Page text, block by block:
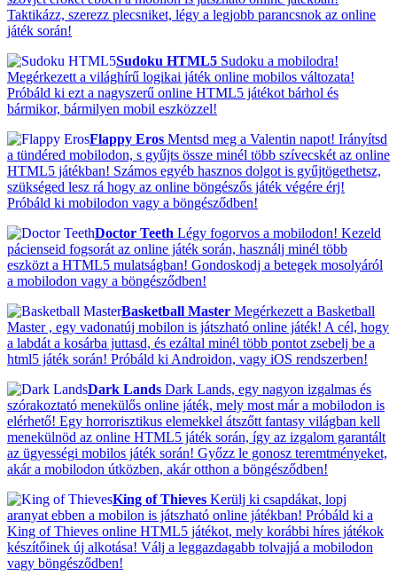
Taktikázz, szerezz plecsniket, légy a legjobb parancsnok az online
játék során!
Sudoku HTML5 Sudoku a mobilodra!
Megérkezett a világhírű logikai játék online mobilos változata!
Próbáld ki ezt a nagyszerű online HTML5 játékot bárhol és
bármikor, bármilyen mobil eszközzel!
Flappy Eros Mentsd meg a Valentin napot! Irányítsd
a tündéred mobilodon, s gyűjts össze minél több szívecskét az online
HTML5 játékban! Számos egyéb hasznos dolgot is gyűjtögethetsz,
szükséged lesz rá hogy az online böngészős játék végére érj!
Próbáld ki mobilodon vagy a böngésződben!
Doctor Teeth Légy fogorvos a mobilodon! Kezeld
pácienseid fogsorát az online játék során, használj minél több
eszközt a HTML5 mulatságban! Gondoskodj a betegek mosolyáról
a mobilodon vagy a böngésződben!
Basketball Master Megérkezett a Basketball
Master , egy vadonatúj mobilon is játszható online játék! A cél, hogy
a labdát a kosárba juttasd, és ezáltal minél több pontot zsebelj be a
html5 játék során! Próbáld ki Androidon, vagy iOS rendszerben!
Dark Lands Dark Lands, egy nagyon izgalmas és
szórakoztató menekülős online játék, mely most már a mobilodon is
elérhető! Egy horrorisztikus elemekkel átszőtt fantasy világban kell
menekülnöd az online HTML5 játék során, így az izgalom garantált
az ügyességi mobilos játék során! Győzz le gonosz teremtményeket,
akár a mobilodon útközben, akár otthon a böngésződben!
King of Thieves Kerülj ki csapdákat, lopj
aranyat ebben a mobilon is játszható online játékban! Próbáld ki a
King of Thieves online HTML5 játékot, mely korábbi híres játékok
készítőinek új alkotása! Válj a leggazdagabb tolvajjá a mobilodon
vagy böngésződben!